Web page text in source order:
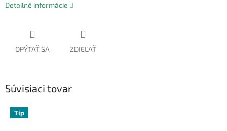
Detailné informácie
OPÝTAŤ SA ZDIEĽAŤ
Súvisiaci tovar
Tip